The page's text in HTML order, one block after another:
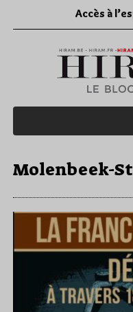
Accès à
Molenbeek-